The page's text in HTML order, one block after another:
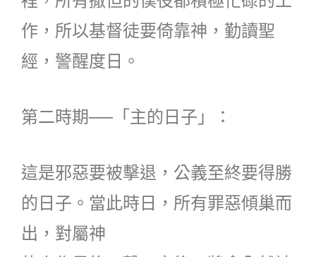
作，所以基督徒要倚靠神，勤讀聖
經，警醒度日。
第二時期──「主的日子」：
這是邪惡要被擊退，公義至終要得勝
的日子。當此時日，所有罪惡傾巢而
出，對屬神